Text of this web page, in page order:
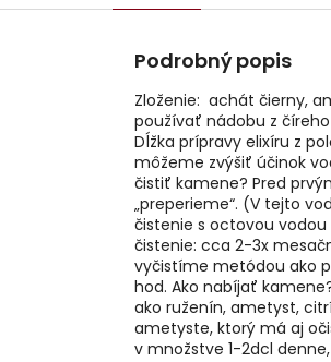
Podrobný popis
Zloženie: achát čierny,
používať nádobu z
Dĺžka prípravy elixíru z
môžeme zvýšiť účinok
čistiť kamene? Pred
„preperieme“. (V tejto
čistenie s octovou
čistenie: cca 2-3x
vyčistíme metódou ako
hod. Ako nabíjať
ako ruženín, ametyst,
ametyste, ktorý má aj
v množstve 1-2dcl